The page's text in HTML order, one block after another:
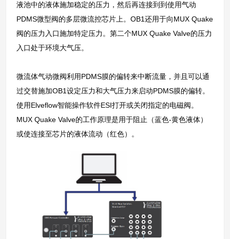
液池中的液体施加稳定的压力，然后再连接到到使用气动
PDMS微型阀的多层微流控芯片上。OB1还用于向MUX Quake
阀的压力入口施加特定压力。第二个MUX Quake Valve的压力
入口处于环境大气压。
微流体气动微阀利用PDMS膜的偏转来中断流量，并且可以通
过交替施加OB1设定压力和大气压力来启动PDMS膜的偏转。
使用Elveflow智能操作软件ESI打开或关闭指定的电磁阀。
MUX Quake Valve的工作原理是用于阻止（蓝色-黄色液体）
或使连接至芯片的液体流动（红色）。